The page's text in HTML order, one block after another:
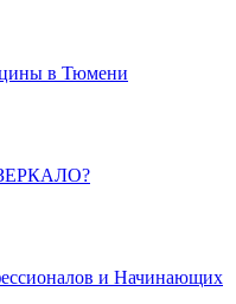
в Тюмени
и Начинающих